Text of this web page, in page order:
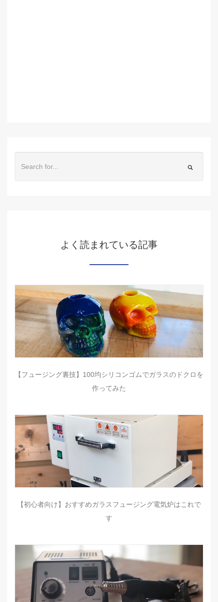
よく読まれている記事
【フュージング裏技】100均シリコンゴムでガラスのドクロを
作ってみた
【初心者向け】おすすめガラスフュージング電気炉はこれで
す